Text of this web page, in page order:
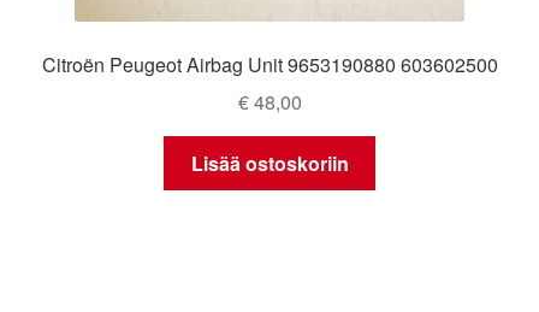
Citroën Peugeot Airbag Unit 9653190880 603602500
€48,00
Lisää ostoskoriin